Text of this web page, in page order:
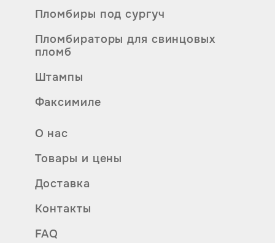
Пломбираторы для свинцовых
пломб
Пломбиры под сургуч
Факсимиле
Штампы
О нас
Товары и цены
Доставка
Контакты
FAQ